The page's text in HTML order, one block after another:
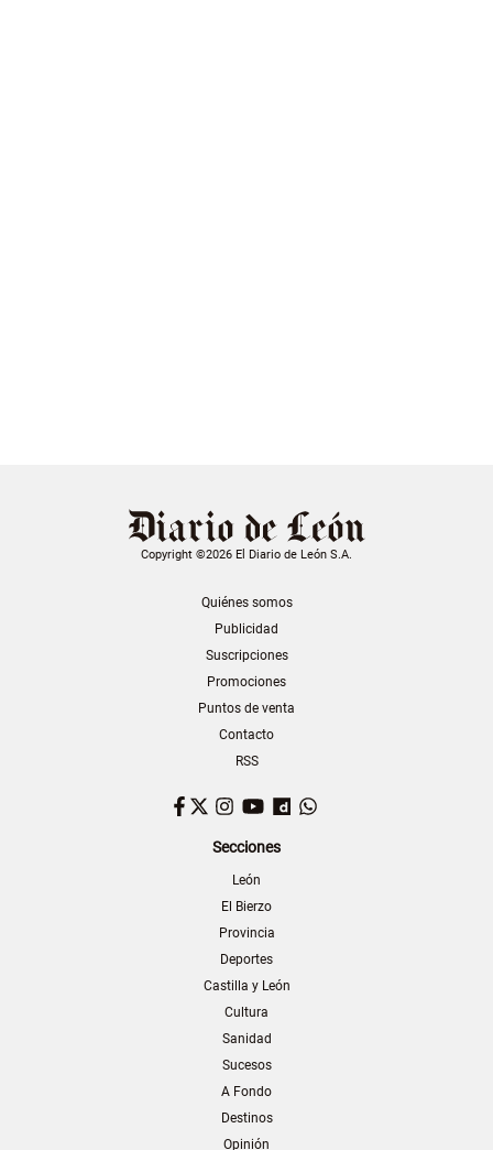
Copyright ©2026 El Diario de León S.A.
Quiénes somos
Publicidad
Suscripciones
Promociones
Puntos de venta
Contacto
RSS
Facebook
TwitterInstagram
YouTubeDailymotion
Secciones
León
El Bierzo
Provincia
Deportes
Castilla y León
Cultura
Sanidad
Sucesos
A Fondo
Destinos
Opinión